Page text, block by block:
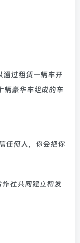
过租赁一辆车开
辆豪华车组成的车
任何人，你会把你
社共同建立和发